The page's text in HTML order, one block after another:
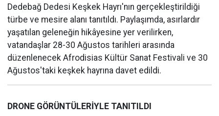
Dedebağ Dedesi Keşkek Hayrı'nın gerçekleştirildiği
türbe ve mesire alanı tanıtıldı. Paylaşımda, asırlardır
yaşatılan geleneğin hikâyesine yer verilirken,
vatandaşlar 28-30 Ağustos tarihleri arasında
düzenlenecek Afrodisias Kültür Sanat Festivali ve 30
Ağustos'taki keşkek hayrına davet edildi.
DRONE GÖRÜNTÜLERİYLE TANITILDI